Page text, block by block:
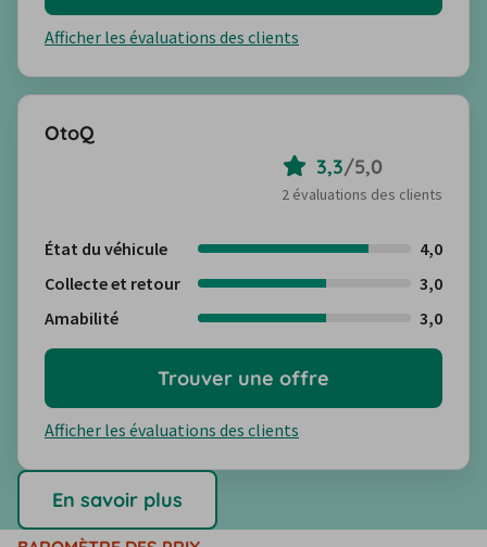
Afficher les évaluations des clients
OtoQ
3,3/5,0
2 évaluations des clients
État du véhicule
4,0
Collecte et retour
3,0
Amabilité
3,0
Afficher les évaluations des clients
Trouver une offre
En savoir plus